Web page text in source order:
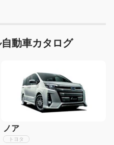
動車カタログ
ノア
トヨタ